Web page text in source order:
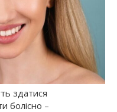
здатися
болісно –